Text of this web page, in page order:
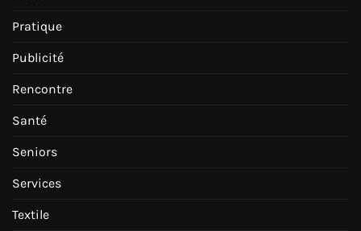
Pratique
Publicité
Rencontre
Santé
Seniors
Services
Textile